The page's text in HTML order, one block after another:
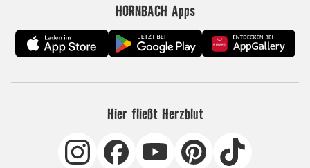
HORNBACH Apps
Hier fließt Herzblut